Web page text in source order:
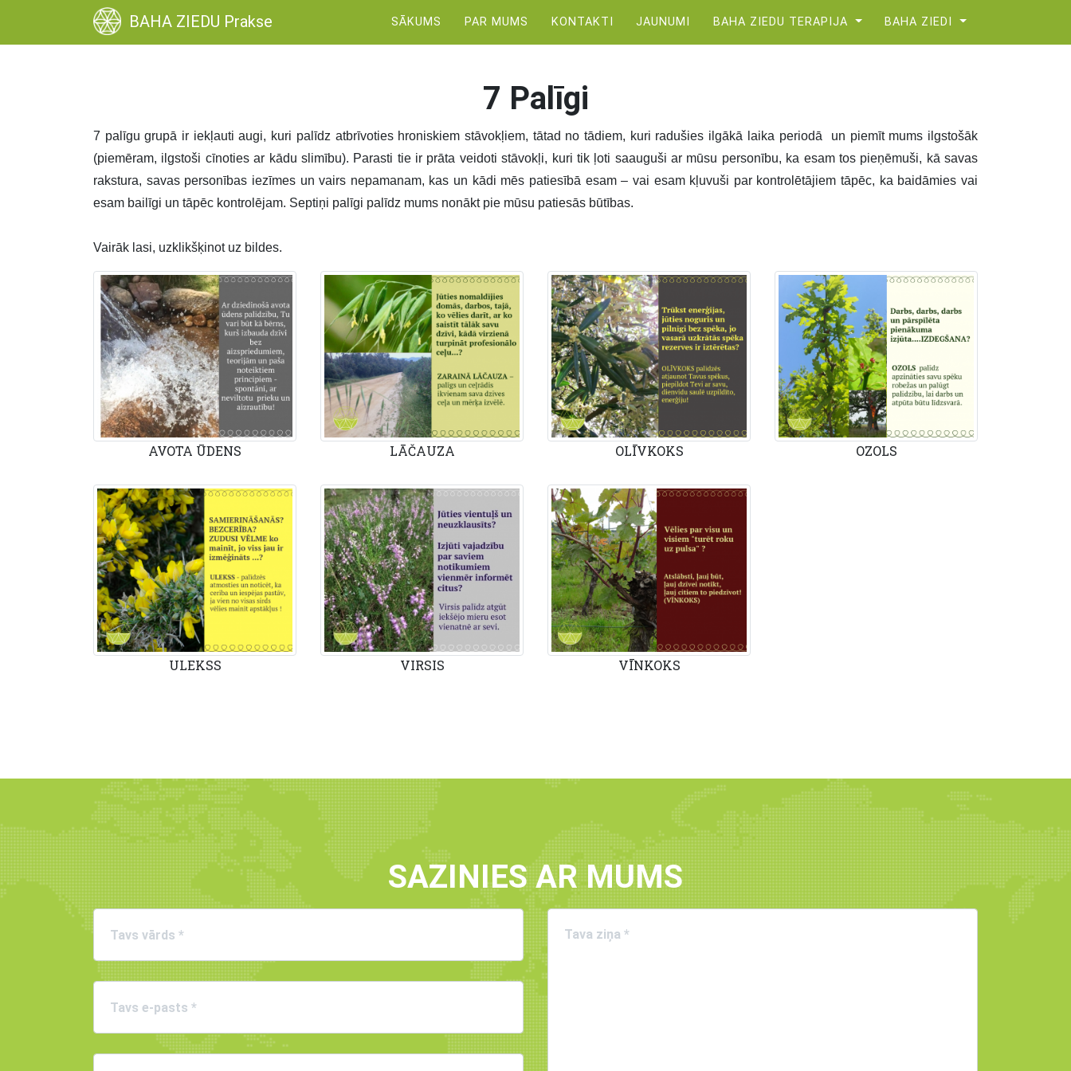
BAHA ZIEDU Prakse SĀKUMS PAR MUMS KONTAKTI JAUNUMI BAHA ZIEDU TERAPIJA BAHA ZIEDI
7 Palīgi
7 palīgu grupā ir iekļauti augi, kuri palīdz atbrīvoties hroniskiem stāvokļiem, tātad no tādiem, kuri radušies ilgākā laika periodā
un piemīt mums ilgstošāk
(piemēram, ilgstoši cīnoties ar kādu slimību). Parasti tie ir prāta veidoti stāvokļi, kuri tik ļoti saauguši ar mūsu personību, ka esam tos pieņēmuši, kā savas
rakstura, savas personības iezīmes un vairs nepamanam, kas un kādi mēs patiesībā esam – vai esam kļuvuši par kontrolētājiem tāpēc, ka baidāmies vai
esam bailīgi un tāpēc kontrolējam. Septiņi palīgi palīdz mums nonākt pie mūsu patiesās būtības.
Vairāk lasi, uzklikšķinot uz bildes.
AVOTA ŪDENS LĀČAUZA OLĪVKOKS OZOLS
ULEKSS VIRSIS VĪNKOKS
SAZINIES AR MUMS